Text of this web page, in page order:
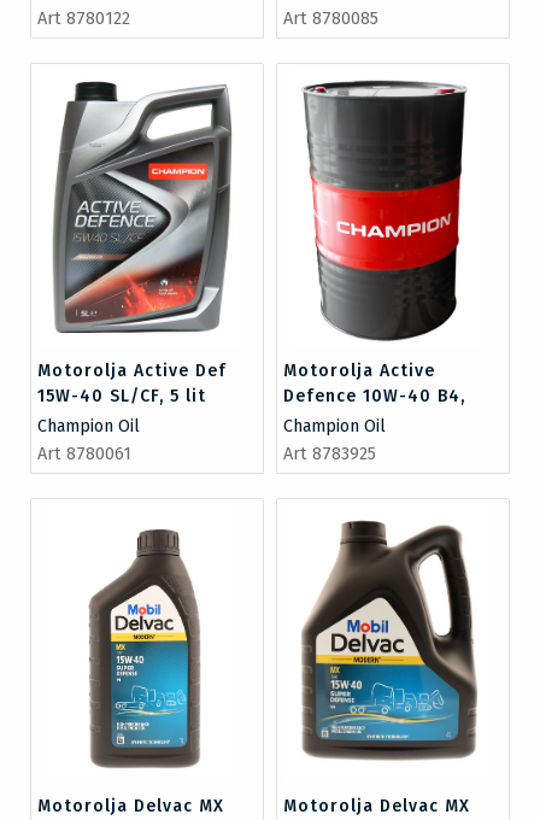
Art 8780122
Art 8780085
Motorolja Active Def
15W-40 SL/CF, 5 lit
Champion Oil
Art 8780061
Motorolja Active
Defence 10W-40 B4,
205 lit
Champion Oil
Art 8783925
Motorolja Delvac MX
Motorolja Delvac MX